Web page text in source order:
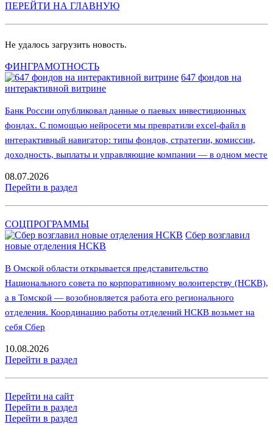
ПЕРЕЙТИ НА ГЛАВНУЮ
Не удалось загрузить новость.
ФИНГРАМОТНОСТЬ
647 фондов на
интерактивной витрине
Банк России опубликовал данные о паевых инвестиционных
фондах. С помощью нейросети мы превратили excel-файл в
интерактивный навигатор: типы фондов, стратегии, комиссии,
доходность, выплаты и управляющие компании — в одном месте
08.07.2026
Перейти в раздел
СОЦПРОГРАММЫ
Сбер возглавил
новые отделения НСКВ
В Омской области открывается представительство
Национального совета по корпоративному волонтерству (НСКВ),
а в Томской — возобновляется работа его регионального
отделения. Координацию работы отделений НСКВ возьмет на
себя Сбер
10.08.2026
Перейти в раздел
Перейти на сайт
Перейти в раздел
Перейти в раздел